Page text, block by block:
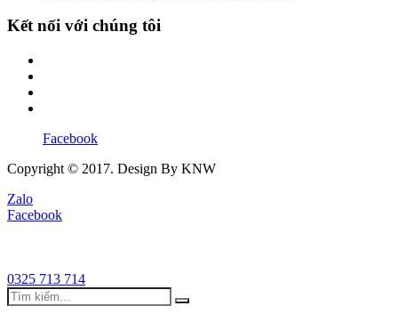
Kết nối với chúng tôi
Facebook
Copyright © 2017. Design By KNW
Zalo
Facebook
0325 713 714